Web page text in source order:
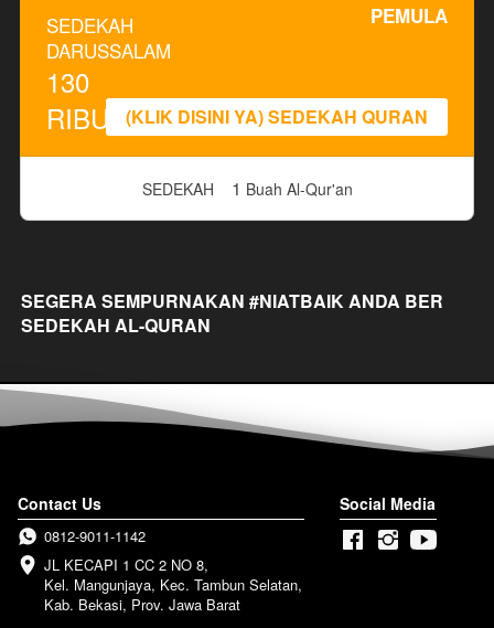
PEMULA
SEDEKAH
DARUSSALAM
130
RIBU
(KLIK DISINI YA) SEDEKAH QURAN
SEDEKAH 1 Buah Al-Qur'an
SEGERA SEMPURNAKAN #NIATBAIK ANDA BER
SEDEKAH AL-QURAN
Contact Us
0812-9011-1142
JL KECAPI 1 CC 2 NO 8,
Kel. Mangunjaya, Kec. Tambun Selatan,
Kab. Bekasi, Prov. Jawa Barat
Social Media